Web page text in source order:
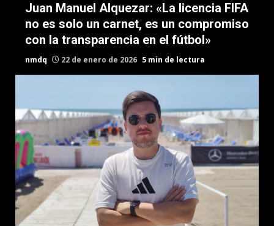
Juan Manuel Alquezar: «La licencia FIFA
no es solo un carnet, es un compromiso
con la transparencia en el fútbol»
nmdq 22 de enero de 2026 5 min de lectura